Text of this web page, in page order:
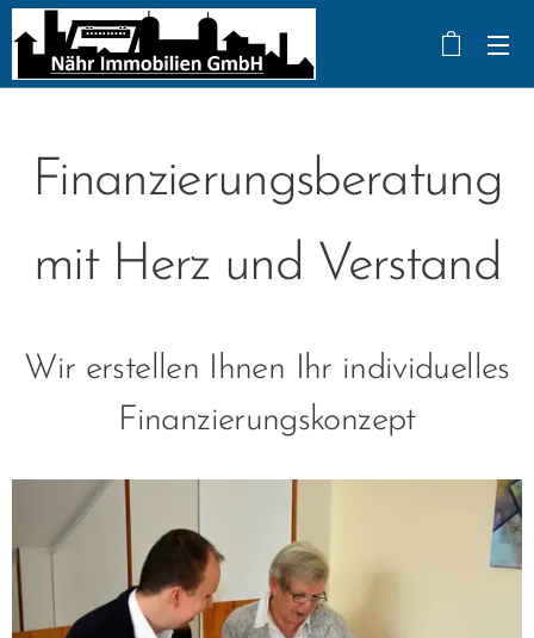
Finanzierungsberatung
mit Herz und Verstand
Wir erstellen Ihnen Ihr individuelles
Finanzierungskonzept